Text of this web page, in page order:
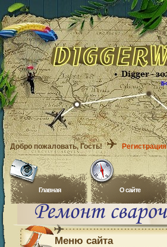
Добро пожаловать, Гость! Регистрация
Главная O сайте
Меню сайта